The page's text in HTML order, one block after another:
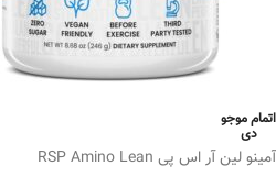
اتمام موجو
دی
آمینو لین آر اس پی RSP Amino Lean